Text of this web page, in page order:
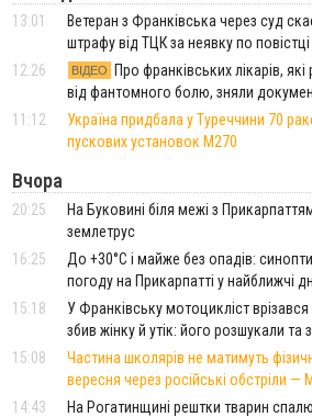
13:01
Ветеран з Франківська через суд
штрафу від ТЦК за неявку по повістці
12:26
ВІДЕО
Про франківських лікарів,
від фантомного болю, зняли
11:12
Україна придбала у Туреччини 70
пускових установок M270
Вчора
20:25
На Буковині біля межі з
землетрус
16:25
До +30°C і майже без опадів:
погоду на Прикарпатті у найближчі
15:18
У Франківську мотоцикліст
збив жінку й утік: його розшукали та
15:08
Частина школярів не матимуть
вересня через російські обстріли —
14:43
На Рогатинщині рештки тварин